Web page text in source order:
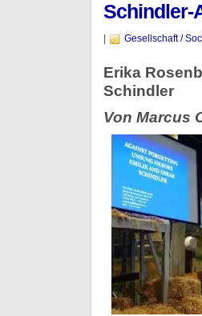
Schindler-
Gesellschaft /
Erika
Schindler
Von Marcus